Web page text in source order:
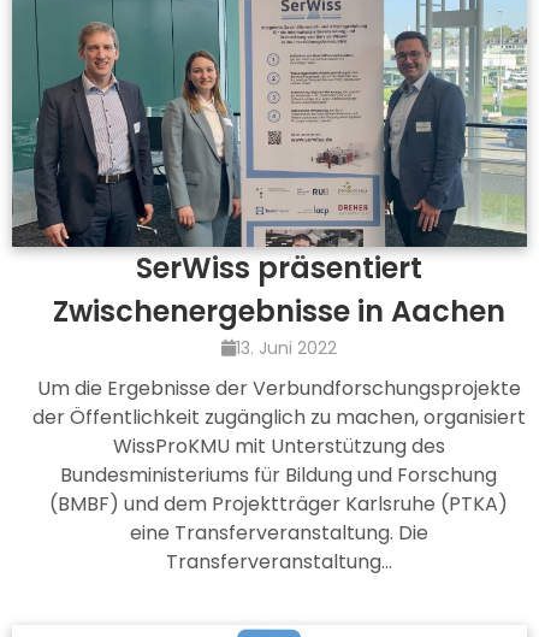
SerWiss präsentiert
Zwischenergebnisse in Aachen
13. Juni 2022
Um die Ergebnisse der Verbundforschungsprojekte
der Öffentlichkeit zugänglich zu machen, organisiert
WissProKMU mit Unterstützung des
Bundesministeriums für Bildung und Forschung
(BMBF) und dem Projektträger Karlsruhe (PTKA)
eine Transferveranstaltung. Die
Transferveranstaltung…